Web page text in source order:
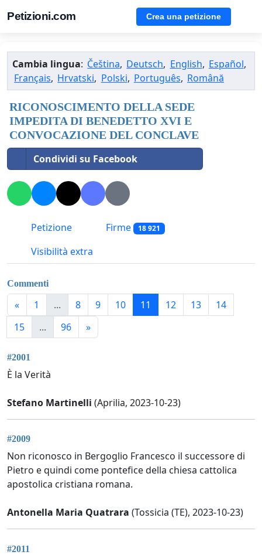
Petizioni.com Crea una petizione
Cambia lingua: Čeština, Deutsch, English, Español,
Français, Hrvatski, Polski, Português, Română
RICONOSCIMENTO DELLA SEDE
IMPEDITA DI BENEDETTO XVI E
CONVOCAZIONE DEL CONCLAVE
Condividi su Facebook
Petizione Firme 18 921
Visibilità extra
Commenti
« 1 ... 8 9 10 11 12 13
14
15
... 96 »
#2001
È la Verità
Stefano Martinelli (Aprilia, 2023-10-23)
#2009
Non riconosco in Bergoglio Francesco il successore di
Pietro e quindi come pontefice della chiesa cattolica
apostolica cristiana romana.
Antonella Maria Quatrara (Tossicia (TE), 2023-10-23)
#2011